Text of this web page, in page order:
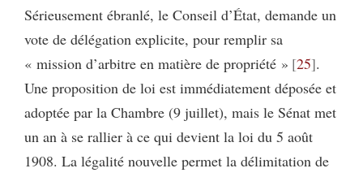
Sérieusement ébranlé, le Conseil d’État, demande un
vote de délégation explicite, pour remplir sa
« mission d’arbitre en matière de propriété » 25 .
Une proposition de loi est immédiatement déposée et
adoptée par la Chambre (9 juillet), mais le Sénat met
un an à se rallier à ce qui devient la loi du 5 août
1908. La légalité nouvelle permet la délimitation de